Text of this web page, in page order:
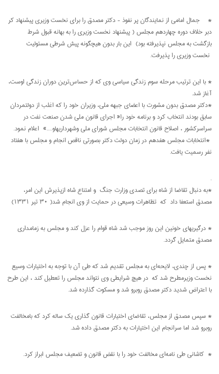
* جمال امامی از نمایندگان پر نفوذ - دکتر مصدق را برای نخست وزیری پیشنهاد کر
دبر خلاف دوره چهاردهم مجلس ( پیشنهاد نخست وزیری را به بهانه قبول شرط
بازگشت به مجلس نپذیرفته بود) این بار بدون هیچگونه پیش شرطی مسئولیت
نخست وزیری را پذیرفت.
* با این ترتیب مرحله سوم زندگی سیاسی وی که از حساس‌ترین دوران زندگی اوست،
آغاز شد.
*دکتر مصدق بدون مشورت با اعضای جبهه ملی، وزیران خود را که اغلب از دولتمردان
سابق بودند انتخاب کرد و برنامه خود را« اجرای قانون ملی شدن صنعت نفت در
سراسرکشور ، اصلاح قانون انتخابات مجلس شورای ملی وشهرداری­هاو....» اعلام نمود.
*انتخابات مجلس هفدهم در زمان دولت دکتر بصورتی ناقص انجام و مجلس با هفتاد
نفر رسمیت یافت.
.
*به دنبال تقاضا از شاه برای تصدی وزارت جنگ و امتناع شاه ازپذیرش این امر،
مصدق استعفا داد که تظاهرات وسیعی در حمایت از وی انجام شد( 30 تیر 1331)
* درگیری­های خونین این روز موجب شد شاه قوام را عزل کند و مجلس به زمامداری
مصدق متمایل گردد.
* پس از چندی، لایحه‌ای به مجلس تقدیم شد که طی آن با توجه به اختیارات وسیع
نخست وزیرمطرح شد که در هیچ شرایطی وی نتواند مجلس را تعطیل کند ، این طرح
با اعتراض شدید دکتر مصدق روبرو شد و مسکوت گذارده شد.
* سپس مصدق از مجلس، تقاضای اختیارات قانون گذاری یک ساله کرد که بامخالفت
روبرو شد اما سرانجام این اختیارات به دکتر مصدق داده شد.
* کاشانی طی نامه‌ای مخالفت خود را با نقض قانون و تضعیف مجلس ابراز کرد.